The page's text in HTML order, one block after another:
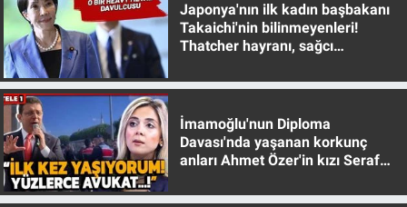
Japonya'nın ilk kadın başbakanı
Takaichi'nin bilinmeyenleri!
Thatcher hayranı, sağcı
İmamoğlu'nun Diploma
Davası'nda yaşanan korkunç
anları Ahmet Özer'in kızı Seraf